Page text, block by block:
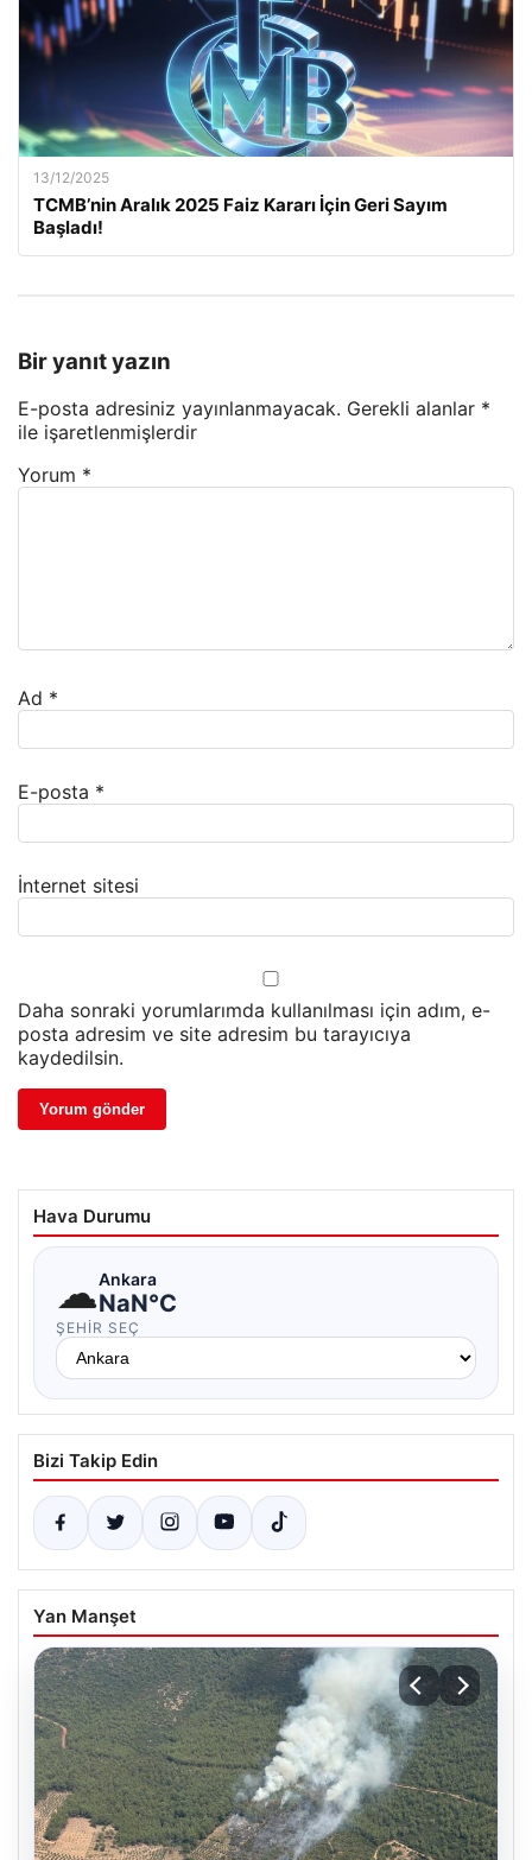
13/12/2025
TCMB’nin Aralık 2025 Faiz Kararı İçin Geri Sayım
Başladı!
Bir yanıt yazın
E-posta adresiniz yayınlanmayacak. Gerekli alanlar *
ile işaretlenmişlerdir
Yorum *
Ad *
E-posta *
İnternet sitesi
Daha sonraki yorumlarımda kullanılması için adım, e-
posta adresim ve site adresim bu tarayıcıya
kaydedilsin.
Hava Durumu
☁Ankara
NaN°C
ŞEHIR SEÇ
Bizi Takip Edin
Yan Manşet